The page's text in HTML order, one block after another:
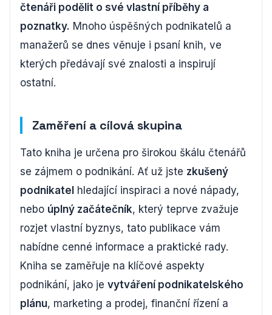
čtenáři podělit o své vlastní příběhy a
poznatky. Mnoho úspěšných podnikatelů a
manažerů se dnes věnuje i psaní knih, ve
kterých předávají své znalosti a inspirují
ostatní.
Zaměření a cílová skupina
Tato kniha je určena pro širokou škálu čtenářů
se zájmem o podnikání. Ať už jste zkušený
podnikatel hledající inspiraci a nové nápady,
nebo úplný začátečník, který teprve zvažuje
rozjet vlastní byznys, tato publikace vám
nabídne cenné informace a praktické rady.
Kniha se zaměřuje na klíčové aspekty
podnikání, jako je vytváření podnikatelského
plánu, marketing a prodej, finanční řízení a